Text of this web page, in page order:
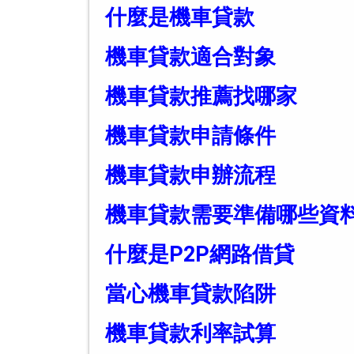
什麼是機車貸款
機車貸款適合對象
機車貸款推薦找哪家
機車貸款申請條件
機車貸款申辦流程
機車貸款需要準備哪些資
什麼是P2P網路借貸
當心機車貸款陷阱
機車貸款利率試算